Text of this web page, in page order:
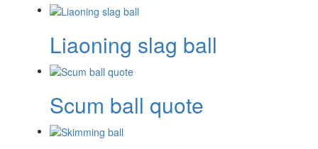
Liaoning slag ball
Scum ball quote